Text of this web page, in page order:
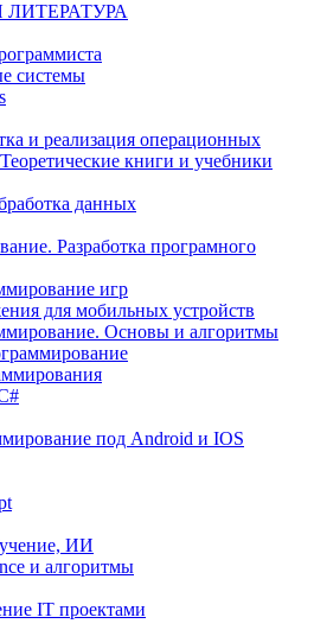
системы
и реализация операционных
книги и учебники
данных
Разработка програмного
игр
для мобильных устройств
Основы и алгоритмы
под Android и IOS
ИИ
и алгоритмы
IT проектами